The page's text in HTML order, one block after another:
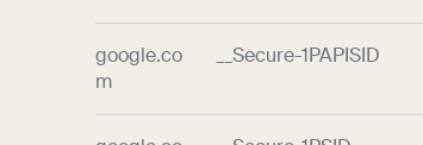
google.co
m
__Secure-1PAPISID